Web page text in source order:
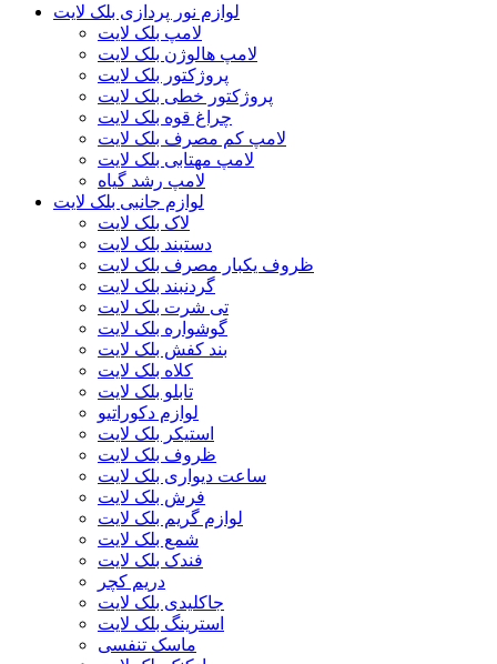
لوازم نور پردازی بلک لایت
لامپ بلک لایت
لامپ هالوژن بلک لایت
پروژکتور بلک لایت
پروژکتور خطی بلک لایت
چراغ قوه بلک لایت
لامپ کم مصرف بلک لایت
لامپ مهتابی بلک لایت
لامپ رشد گیاه
لوازم جانبی بلک لایت
لاک بلک لایت
دستبند بلک لایت
ظروف یکبار مصرف بلک لایت
گردنبند بلک لایت
تی شرت بلک لایت
گوشواره بلک لایت
بند کفش بلک لایت
کلاه بلک لایت
تابلو بلک لایت
لوازم دکوراتیو
استیکر بلک لایت
ظروف بلک لایت
ساعت دیواری بلک لایت
فرش بلک لایت
لوازم گریم بلک لایت
شمع بلک لایت
فندک بلک لایت
دریم کچر
جاکلیدی بلک لایت
استرینگ بلک لایت
ماسک تنفسی